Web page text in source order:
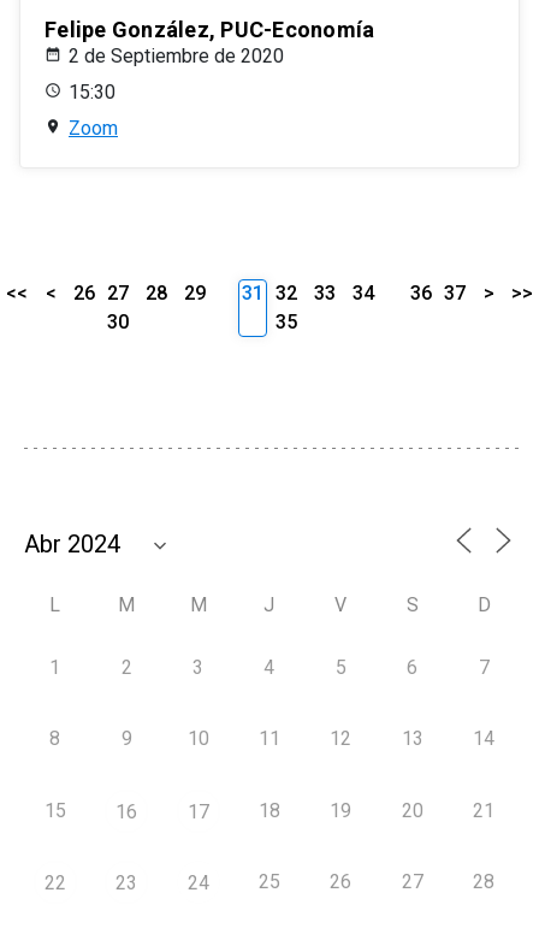
Felipe González, PUC-Economía
2 de Septiembre de 2020
15:30
Zoom
<< < 26 27 28
29
30
31 32 33
34
35
36 37 > >>
L M M J V S D
1 2 3 4 5 6 7
8 9 10 11 12 13 14
15 16 17 18 19 20 21
22 23 24 25 26 27 28